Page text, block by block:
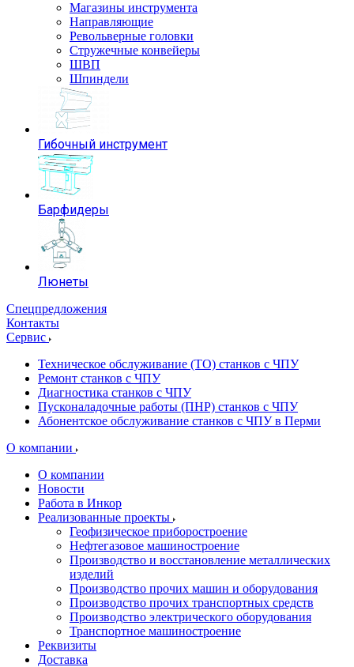
Магазины инструмента
Направляющие
Револьверные головки
Стружечные конвейеры
ШВП
Шпиндели
Гибочный инструмент
Барфидеры
Люнеты
Спецпредложения
Контакты
Сервис
Техническое обслуживание (ТО) станков с ЧПУ
Ремонт станков с ЧПУ
Диагностика станков с ЧПУ
Пусконаладочные работы (ПНР) станков с ЧПУ
Абонентское обслуживание станков с ЧПУ в Перми
О компании
О компании
Новости
Работа в Инкор
Реализованные проекты
Геофизическое приборостроение
Нефтегазовое машиностроение
Производство и восстановление металлических
изделий
Производство прочих машин и оборудования
Производство прочих транспортных средств
Производство электрического оборудования
Транспортное машиностроение
Реквизиты
Доставка